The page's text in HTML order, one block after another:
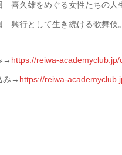
喜久雄をめぐる女性たちの人
興行として生き続ける歌舞伎
→ https://reiwa-
み→ https://reiwa-